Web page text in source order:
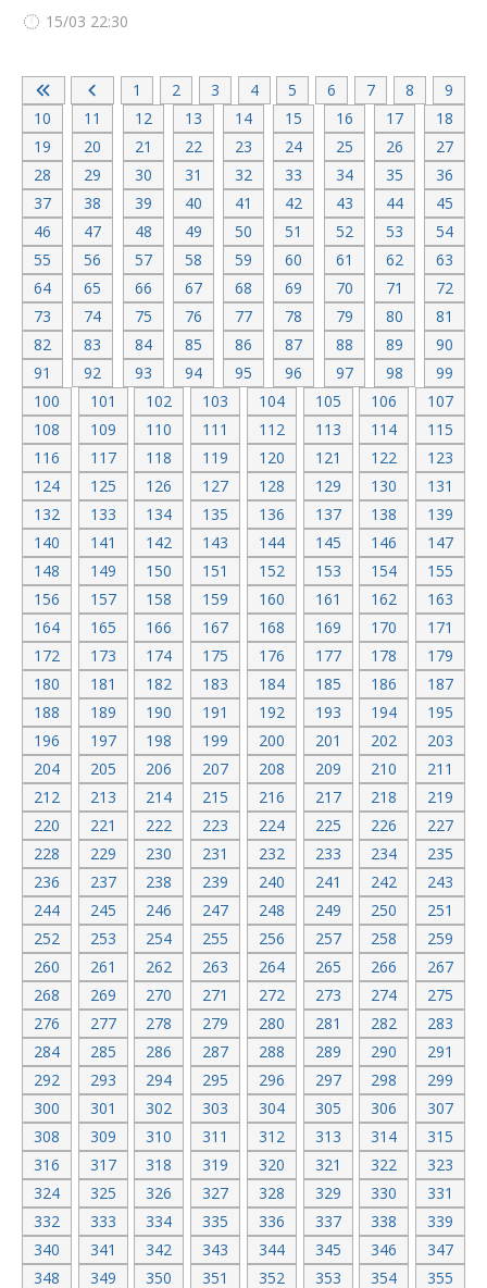
15/03 22:30
1 2 3 4 5 6 7 8
9
10
11 12 13 14 15 16 17
18
19
20 21 22 23 24 25 26
27
28
29 30 31 32 33 34 35
36
37
38 39 40 41 42 43 44
45
46
47 48 49 50 51 52 53
54
55
56 57 58 59 60 61 62
63
64
65 66 67 68 69 70 71
72
73
74 75 76 77 78 79 80
81
82
83 84 85 86 87 88 89
90
91
92 93 94 95 96 97 98
99
100
101 102 103 104 105 106
107
108
109 110 111 112 113 114
115
116
117 118 119 120 121 122
123
124
125 126 127 128 129 130
131
132
133 134 135 136 137 138
139
140
141 142 143 144 145 146
147
148
149 150 151 152 153 154
155
156
157 158 159 160 161 162
163
164
165 166 167 168 169 170
171
172
173 174 175 176 177 178
179
180
181 182 183 184 185 186
187
188
189 190 191 192 193 194
195
196
197 198 199 200 201 202
203
204
205 206 207 208 209 210
211
212
213 214 215 216 217 218
219
220
221 222 223 224 225 226
227
228
229 230 231 232 233 234
235
236
237 238 239 240 241 242
243
244
245 246 247 248 249 250
251
252
253 254 255 256 257 258
259
260
261 262 263 264 265 266
267
268
269 270 271 272 273 274
275
276
277 278 279 280 281 282
283
284
285 286 287 288 289 290
291
292
293 294 295 296 297 298
299
300
301 302 303 304 305 306
307
308
309 310 311 312 313 314
315
316
317 318 319 320 321 322
323
324
325 326 327 328 329 330
331
332
333 334 335 336 337 338
339
340
341 342 343 344 345 346
347
348
349 350 351 352 353 354 355